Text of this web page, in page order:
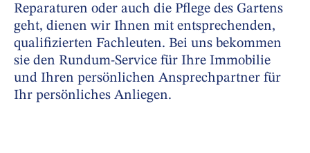
Reparaturen oder auch die Pflege des Gartens
geht, dienen wir Ihnen mit entsprechenden,
qualifizierten Fachleuten. Bei uns bekommen
sie den Rundum-Service für Ihre Immobilie
und Ihren persönlichen Ansprechpartner für
Ihr persönliches Anliegen.